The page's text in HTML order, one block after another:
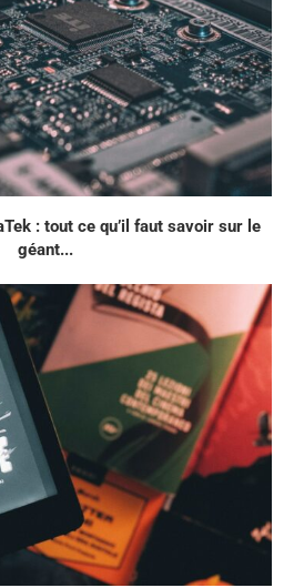
: tout ce qu’il faut savoir sur le
géant...